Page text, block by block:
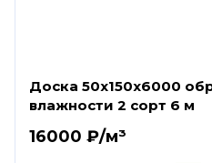
Доска 50х150х6000
влажности 2 сорт 6 м
16000 ₽/м³